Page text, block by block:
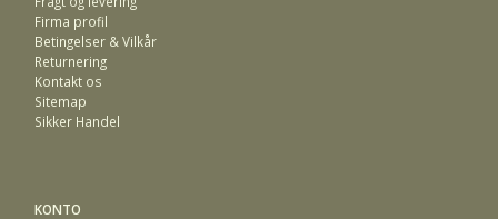
Firma profil
Betingelser & Vilkår
Returnering
Kontakt os
Sitemap
Sikker Handel
KONTO